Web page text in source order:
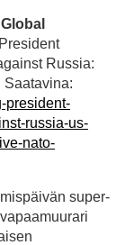
Global
Russia:
Saatavina:
president-
russia-us-
nato-
super-